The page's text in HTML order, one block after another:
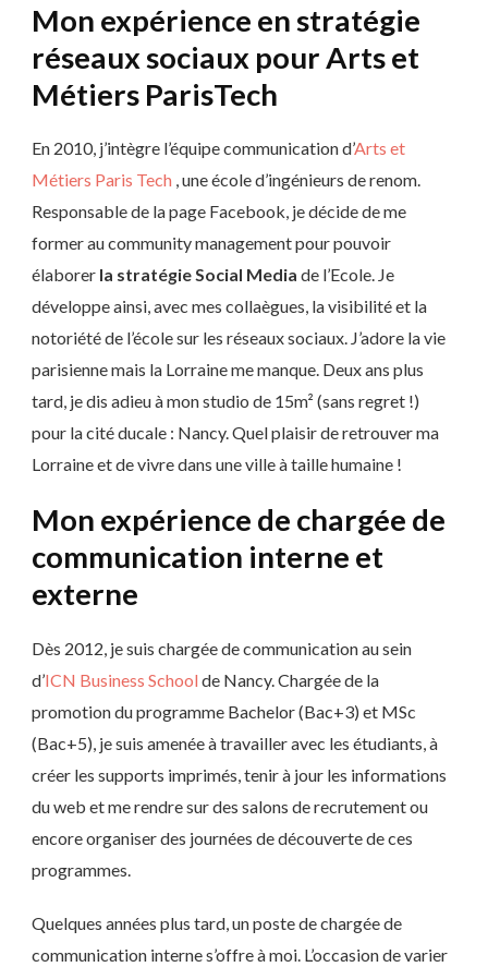
Mon expérience en stratégie
réseaux sociaux pour Arts et
Métiers ParisTech
En 2010, j’intègre l’équipe communication d’Arts et
Métiers Paris Tech , une école d’ingénieurs de renom.
Responsable de la page Facebook, je décide de me
former au community management pour pouvoir
élaborer la stratégie Social Media de l’Ecole. Je
développe ainsi, avec mes collaègues, la visibilité et la
notoriété de l’école sur les réseaux sociaux. J’adore la vie
parisienne mais la Lorraine me manque. Deux ans plus
tard, je dis adieu à mon studio de 15m² (sans regret !)
pour la cité ducale : Nancy. Quel plaisir de retrouver ma
Lorraine et de vivre dans une ville à taille humaine !
Mon expérience de chargée de
communication interne et
externe
Dès 2012, je suis chargée de communication au sein
d’ICN Business School de Nancy. Chargée de la
promotion du programme Bachelor (Bac+3) et MSc
(Bac+5), je suis amenée à travailler avec les étudiants, à
créer les supports imprimés, tenir à jour les informations
du web et me rendre sur des salons de recrutement ou
encore organiser des journées de découverte de ces
programmes.
Quelques années plus tard, un poste de chargée de
communication interne s’offre à moi. L’occasion de varier